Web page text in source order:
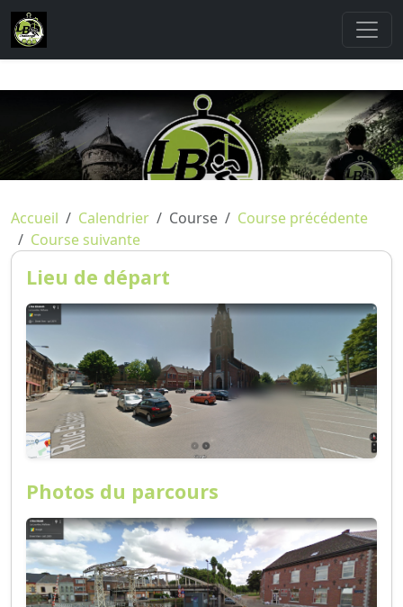
Accueil Calendrier Course
Course précédente
Course suivante
Lieu de départ
Photos du parcours